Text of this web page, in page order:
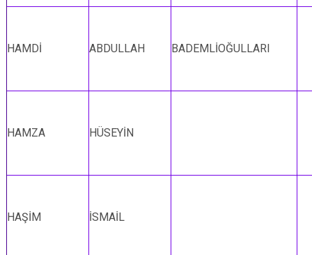
Köprüköy
Palandöken
HAMDİ ABDULLAH BADEMLİOĞULLARI
HAMZA HÜSEYİN
HAŞİM İSMAİL